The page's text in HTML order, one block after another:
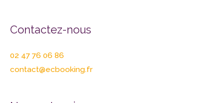
Contactez-nous
02 47 76 06 86
contact@ecbooking.fr